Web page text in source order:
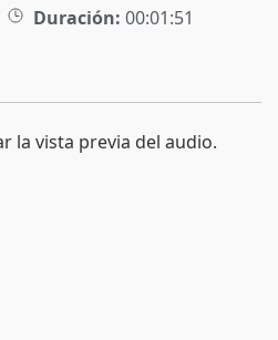
Duración: 00:01:51